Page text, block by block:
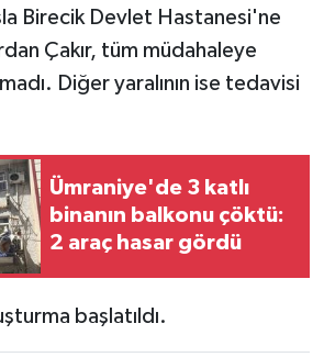
Birecik Devlet Hastanesi'ne
Çakır, tüm müdahaleye
Diğer yaralının ise tedavisi
Ümraniye'de 3 katlı
binanın balkonu çöktü:
2 araç hasar gördü
başlatıldı.